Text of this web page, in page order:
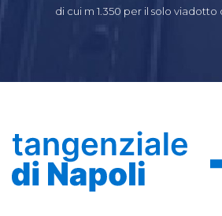
di cui m 1.350 per il solo